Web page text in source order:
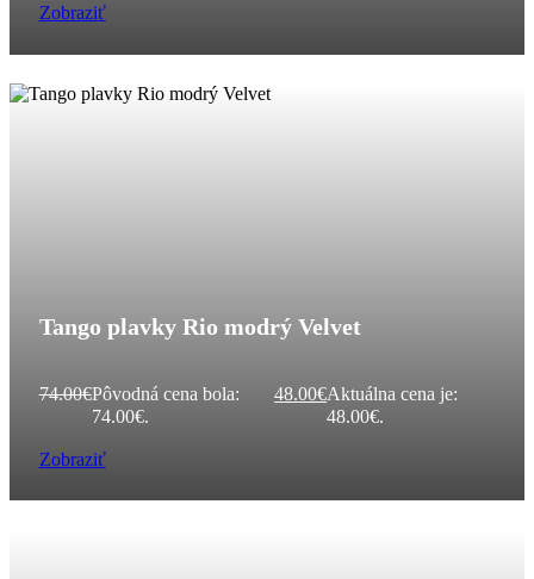
Zobraziť
Tango plavky Rio modrý Velvet
74.00€Pôvodná cena bola:
74.00€.
48.00€Aktuálna cena je:
48.00€.
Zobraziť